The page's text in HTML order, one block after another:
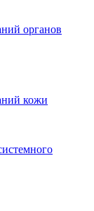
органов
кожи